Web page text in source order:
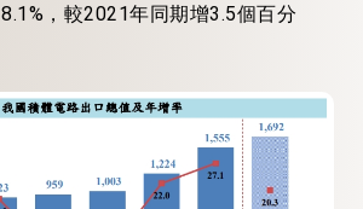
，較2021年同期增3.5個百分